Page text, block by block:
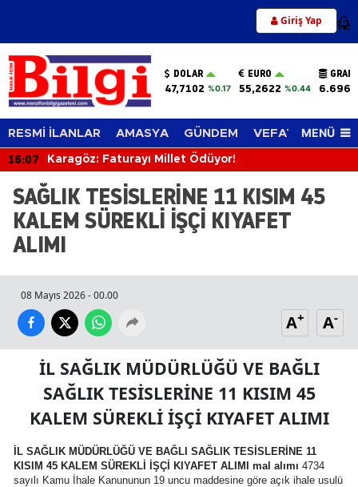
Giriş Yap 12
DOLAR
47,7102 %0.17
EURO
55,2622 %0.44
RESMİ İLANLAR AMASYA GÜNDEM VEFAT EDENLER
MENÜ
16:07 Karagöz: Faturayı Millet Ödüyor!
SAĞLIK TESİSLERİNE 11 KISIM 45
KALEM SÜREKLİ İŞÇİ KIYAFET
ALIMI
08 Mayıs 2026 - 00.00
A+ A-
İL SAĞLIK MÜDÜRLÜĞÜ VE BAĞLI
SAĞLIK TESİSLERİNE 11 KISIM 45
KALEM SÜREKLİ İŞÇİ KIYAFET ALIMI
İL SAĞLIK MÜDÜRLÜĞÜ VE BAĞLI SAĞLIK TESİSLERİNE 11
KISIM 45 KALEM SÜREKLİ İŞÇİ KIYAFET ALIMI mal alımı 4734
sayılı Kamu İhale Kanununun 19 uncu maddesine göre açık ihale usulü